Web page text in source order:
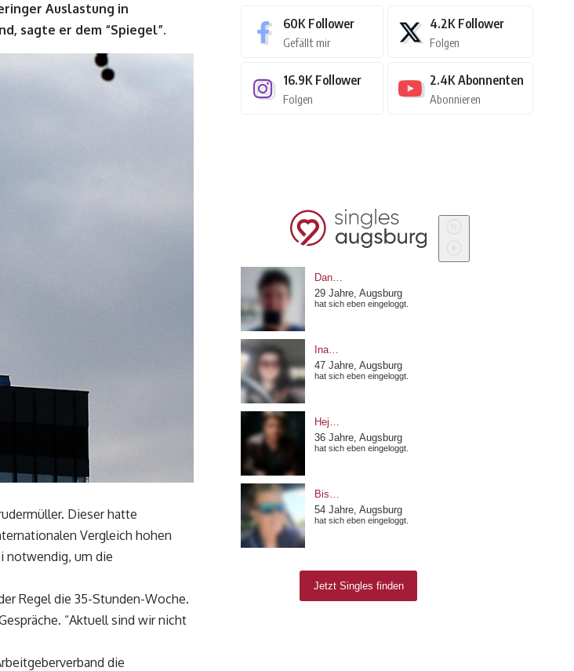
Auslastung in
sagte er dem “Spiegel”.
Dieser hatte
Vergleich hohen
notwendig, um die
Regel die 35-Stunden-Woche.
“Aktuell sind wir nicht
die
60K Follower
Gefällt mir
4.2K Follower
Folgen
16.9K Follower
Folgen
2.4K Abonnenten
Abonnieren